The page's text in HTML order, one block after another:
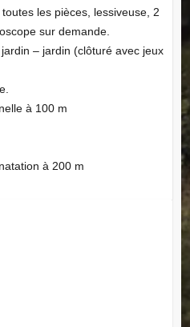
les pièces, lessiveuse, 2
sur demande.
– jardin (clôturé avec jeux
à 100 m
à 200 m